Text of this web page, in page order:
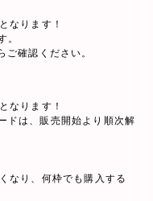
なります！
。
確認ください。
なります！
ドは、販売開始より順次解
なり、何枠でも購入する